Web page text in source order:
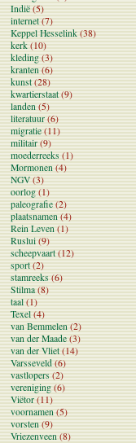
Indië (5)
internet (7)
Keppel Hesselink (38)
kerk (10)
kleding (3)
kranten (6)
kunst (28)
kwartierstaat (9)
landen (5)
literatuur (6)
migratie (11)
militair (9)
moederreeks (1)
Mormonen (4)
NGV (3)
oorlog (1)
paleografie (2)
plaatsnamen (4)
Rein Leven (1)
Ruslui (9)
scheepvaart (12)
sport (2)
stamreeks (6)
Stilma (8)
taal (1)
Texel (4)
van Bemmelen (2)
van der Maade (3)
van der Vliet (14)
Varsseveld (6)
vastlopers (2)
vereniging (6)
Viëtor (11)
voornamen (5)
vorsten (9)
Vriezenveen (8)